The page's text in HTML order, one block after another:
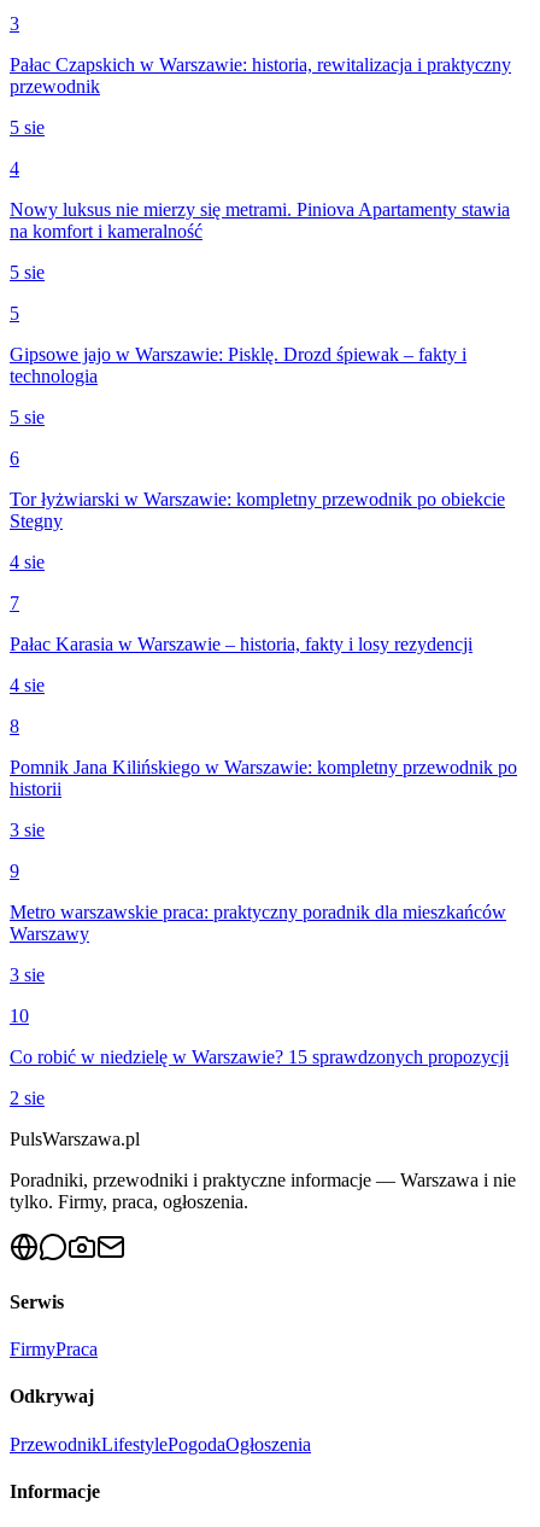
3
Pałac Czapskich w Warszawie: historia, rewitalizacja i praktyczny
przewodnik
5 sie
4
Nowy luksus nie mierzy się metrami. Piniova Apartamenty stawia
na komfort i kameralność
5 sie
5
Gipsowe jajo w Warszawie: Pisklę. Drozd śpiewak – fakty i
technologia
5 sie
6
Tor łyżwiarski w Warszawie: kompletny przewodnik po obiekcie
Stegny
4 sie
7
Pałac Karasia w Warszawie – historia, fakty i losy rezydencji
4 sie
8
Pomnik Jana Kilińskiego w Warszawie: kompletny przewodnik po
historii
3 sie
9
Metro warszawskie praca: praktyczny poradnik dla mieszkańców
Warszawy
3 sie
10
Co robić w niedzielę w Warszawie? 15 sprawdzonych propozycji
2 sie
PulsWarszawa.pl
Poradniki, przewodniki i praktyczne informacje — Warszawa i nie
tylko. Firmy, praca, ogłoszenia.
Serwis
FirmyPraca
Odkrywaj
PrzewodnikLifestylePogodaOgłoszenia
Informacje